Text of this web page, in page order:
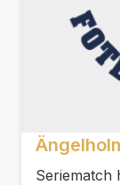
Seriematch